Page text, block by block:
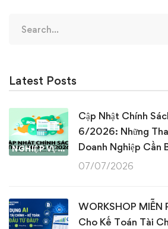
for:
Latest Posts
NGHIỆP VỤ KẾ TOÁN & THUẾ
Cập Nhật Chính
6/2026: Những
Doanh Nghiệp Cần
07/07/2026
WORKSHOP MIỄN
Cho Kế Toán Tài